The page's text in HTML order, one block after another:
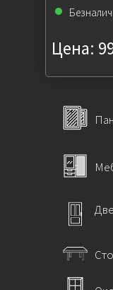
Цена: